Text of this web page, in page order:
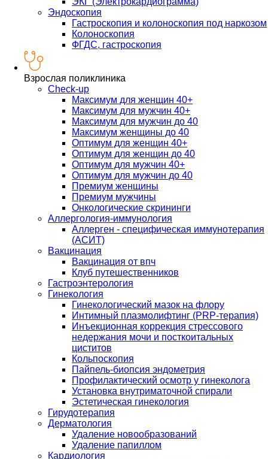
Эндоскопия
Гастроскопия и колоноскопия под наркозом
Колоноскопия
ФГДС, гастроскопия
Взрослая поликлиника
Check-up
Максимум для женщин 40+
Максимум для мужчин 40+
Максимум для мужчин до 40
Максимум женщины до 40
Оптимум для женщин 40+
Оптимум для женщин до 40
Оптимум для мужчин 40+
Оптимум для мужчин до 40
Премиум женщины
Премиум мужчины
Онкологические скрининги
Аллергология-иммунология
Аллерген - специфическая иммунотерапия
(АСИТ)
Вакцинация
Вакцинация от впч
Клуб путешественников
Гастроэнтерология
Гинекология
Гинекологический мазок на флору
Интимный плазмолифтинг (PRP-терапия)
Инъекционная коррекция стрессового
недержания мочи и посткоитальных
циститов
Кольпоскопия
Пайпель-биопсия эндометрия
Профилактический осмотр у гинеколога
Установка внутриматочной спирали
Эстетическая гинекология
Гирудотерапия
Дерматология
Удаление новообразований
Удаление папиллом
Кардиология